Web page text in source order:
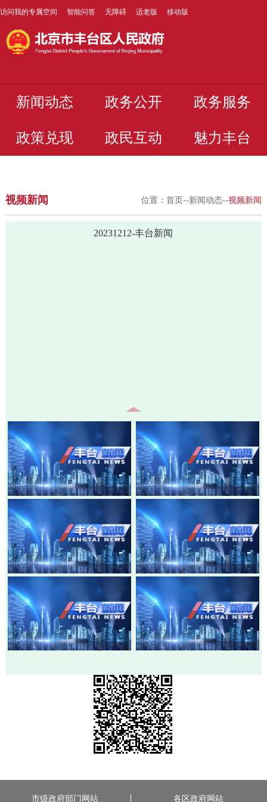
访问我的专属空间 智能问答 无障碍 适老版 移动版
新闻动态 政务公开 政务服务
政策兑现 政民互动 魅力丰台
视频新闻 位置：首页--新闻动态--视频新闻
20231212-丰台新闻
20260805-丰台新闻
20260803-丰台新闻
20260730-丰台新闻
20260728-丰台新闻
20260724-丰台新闻
市级政府部门网站 各区政府网站